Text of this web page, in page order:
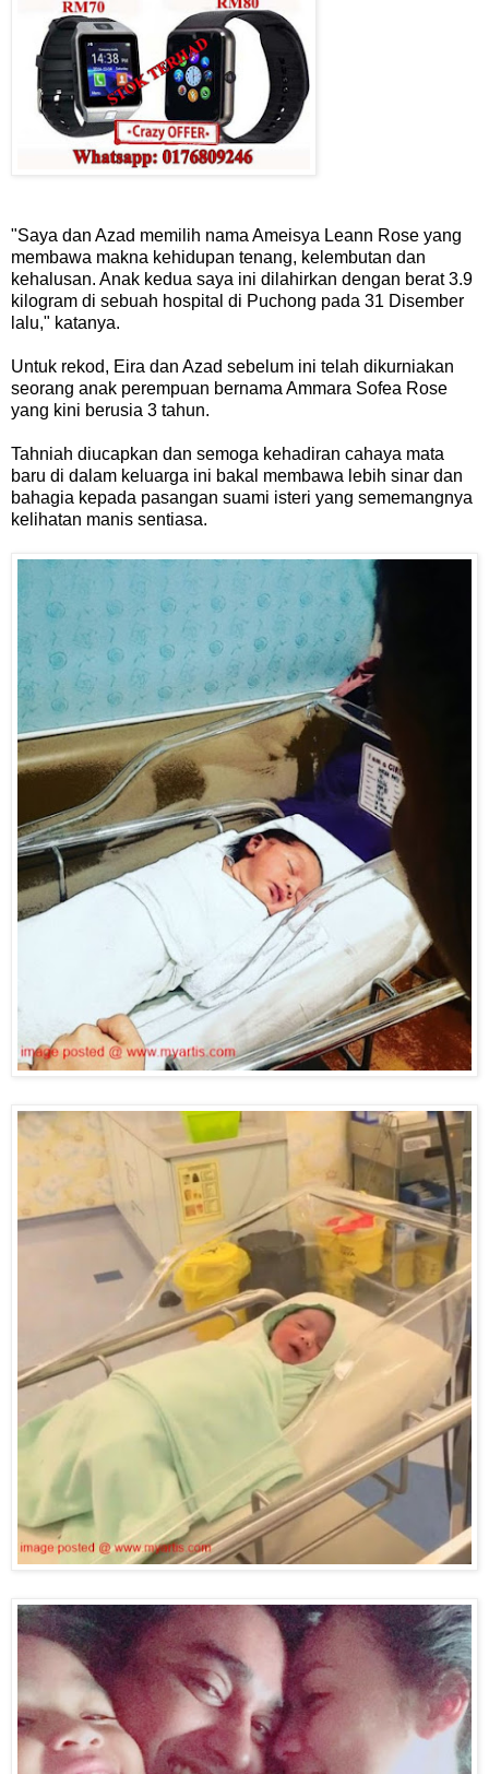
"Saya dan Azad memilih nama Ameisya Leann Rose yang
membawa makna kehidupan tenang, kelembutan dan
kehalusan. Anak kedua saya ini dilahirkan dengan berat 3.9
kilogram di sebuah hospital di Puchong pada 31 Disember
lalu," katanya.
Untuk rekod, Eira dan Azad sebelum ini telah dikurniakan
seorang anak perempuan bernama Ammara Sofea Rose
yang kini berusia 3 tahun.
Tahniah diucapkan dan semoga kehadiran cahaya mata
baru di dalam keluarga ini bakal membawa lebih sinar dan
bahagia kepada pasangan suami isteri yang sememangnya
kelihatan manis sentiasa.